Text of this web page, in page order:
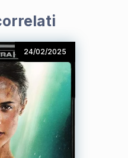
24/02/2025